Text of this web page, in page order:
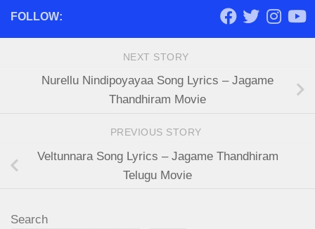
FOLLOW:
NEXT STORY
Nurellu Nindipoyayaa Song Lyrics – Jagame
Thandhiram Movie
PREVIOUS STORY
Veltunnara Song Lyrics – Jagame Thandhiram
Telugu Movie
Search